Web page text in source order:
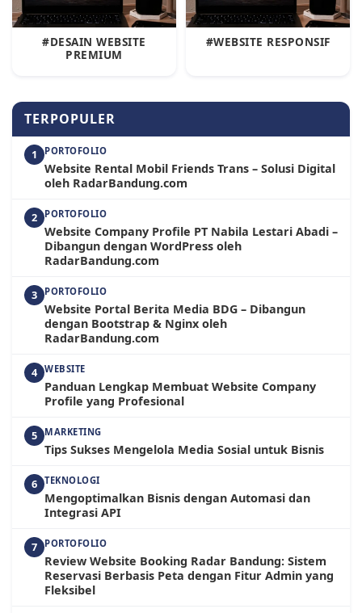
#DESAIN WEBSITE
PREMIUM
#WEBSITE RESPONSIF
TERPOPULER
1 PORTOFOLIO
Website Rental Mobil Friends Trans – Solusi Digital
oleh RadarBandung.com
2 PORTOFOLIO
Website Company Profile PT Nabila Lestari Abadi –
Dibangun dengan WordPress oleh
RadarBandung.com
3 PORTOFOLIO
Website Portal Berita Media BDG – Dibangun
dengan Bootstrap & Nginx oleh
RadarBandung.com
4 WEBSITE
Panduan Lengkap Membuat Website Company
Profile yang Profesional
5 MARKETING
Tips Sukses Mengelola Media Sosial untuk Bisnis
6 TEKNOLOGI
Mengoptimalkan Bisnis dengan Automasi dan
Integrasi API
7 PORTOFOLIO
Review Website Booking Radar Bandung: Sistem
Reservasi Berbasis Peta dengan Fitur Admin yang
Fleksibel